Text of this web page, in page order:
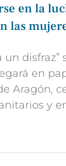
en la
las
un disfraz”
en
Aragón,
y